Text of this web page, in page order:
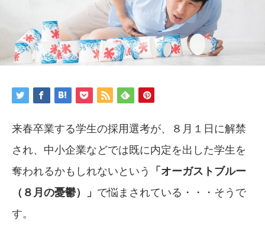
来春卒業する学生の採用選考が、８月１日に解禁
され、中小企業などでは既に内定を出した学生を
奪われるかもしれないという
「オーガストブルー
（８月の憂鬱）」 で悩まされている・・・そうで
す。